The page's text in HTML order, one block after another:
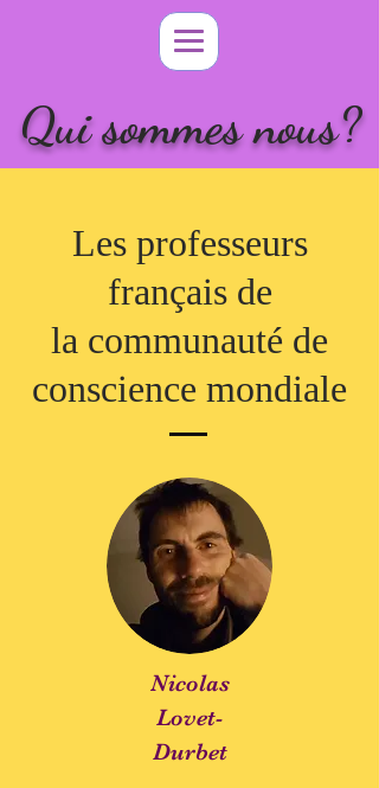
Qui sommes nous?
Les professeurs
français de
la communauté de
conscience mondiale
Nicolas
Lovet-
Durbet